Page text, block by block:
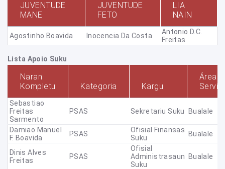
JUVENTUDE
MANE
JUVENTUDE
FETO
LIA
NAIN
Agostinho Boavida Inocencia Da Costa
Antonio D.C.
Freitas
Lista Apoio Suku
Naran
Kompletu
Kategoria Kargu
Área
Sebastiao
Freitas
Sarmento
PSAS Sekretariu Suku Bualale
Damiao Manuel
F. Boavida
PSAS
Ofisial Finansas
Suku
Bualale
Dinis Alves
Freitas
PSAS
Ofisial
Administrasaun
Suku
Bualale